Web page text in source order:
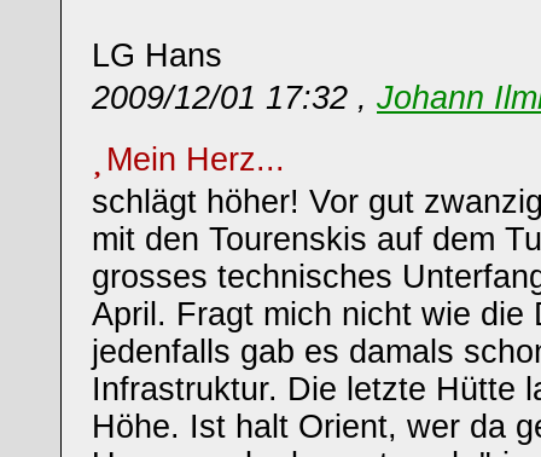
LG Hans
2009/12/01 17:32 , Johann
Mein Herz...
schlägt höher! Vor gut
mit den Tourenskis auf dem
grosses technisches
April. Fragt mich nicht wie die
jedenfalls gab es damals
Infrastruktur. Die letzte Hütte
Höhe. Ist halt Orient, wer da